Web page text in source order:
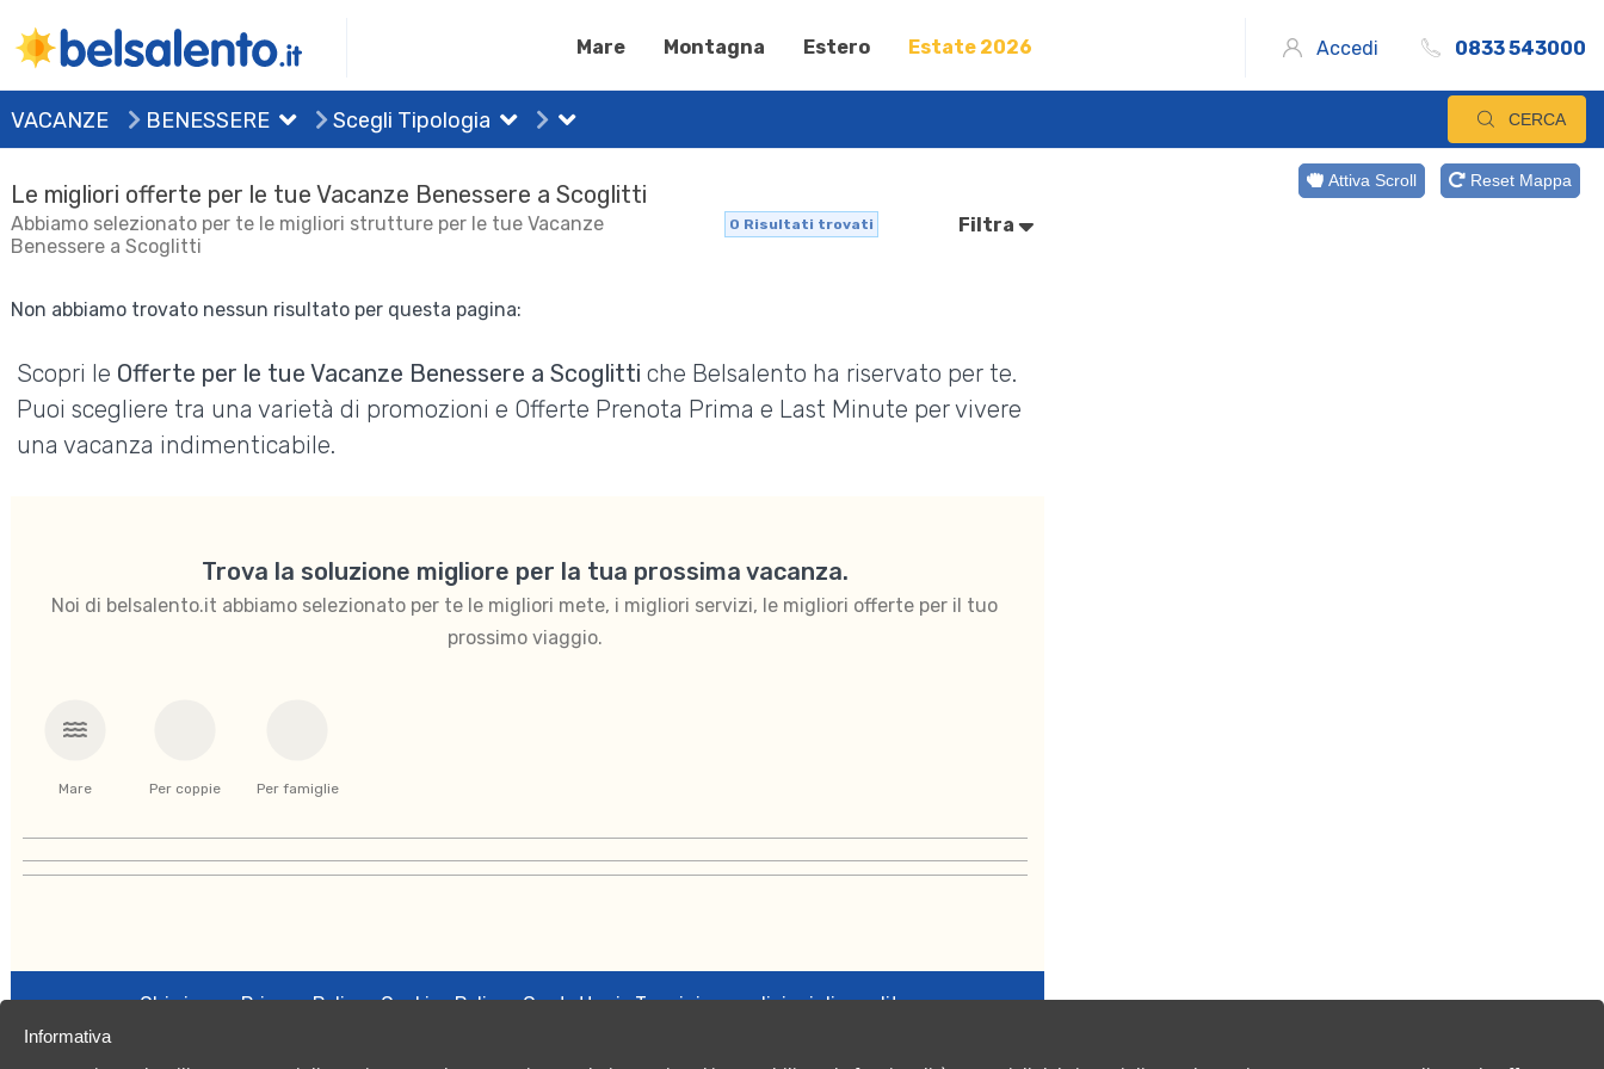
Mare Montagna Estero Estate 2026 Accedi 0833 543000
VACANZE BENESSERE Scegli Tipologia CERCA
Le migliori offerte per le tue Vacanze Benessere a Scoglitti
Abbiamo selezionato per te le migliori strutture per le tue Vacanze
Benessere a Scoglitti
0 Risultati trovati Filtra
Non abbiamo trovato nessun risultato per questa pagina:
Scopri le Offerte per le tue Vacanze Benessere a Scoglitti che Belsalento ha riservato per te.
Puoi scegliere tra una varietà di promozioni e Offerte Prenota Prima e Last Minute per vivere
una vacanza indimenticabile.
Trova la soluzione migliore per la tua prossima vacanza.
Noi di belsalento.it abbiamo selezionato per te le migliori mete, i migliori servizi, le migliori offerte per il tuo
prossimo viaggio.
Mare Per coppie Per famiglie
Chi siamo Privacy Policy Cookies Policy Contattaci Termini e condizioni di vendita
Attiva Scroll Reset Mappa
Informativa